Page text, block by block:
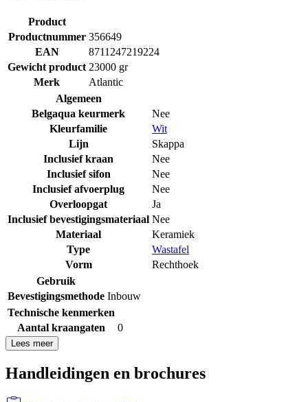
Product
Productnummer 356649
EAN
8711247219224
Gewicht product 23000 gr
Merk
Atlantic
Algemeen
Belgaqua keurmerk
Nee
Kleurfamilie
Wit
Lijn
Skappa
Inclusief kraan
Nee
Inclusief sifon
Nee
Inclusief afvoerplug
Nee
Overloopgat
Ja
Inclusief bevestigingsmateriaal Nee
Materiaal
Keramiek
Type
Wastafel
Vorm
Rechthoek
Gebruik
Bevestigingsmethode Inbouw
Technische kenmerken
Aantal kraangaten
0
Lees meer
Handleidingen en brochures